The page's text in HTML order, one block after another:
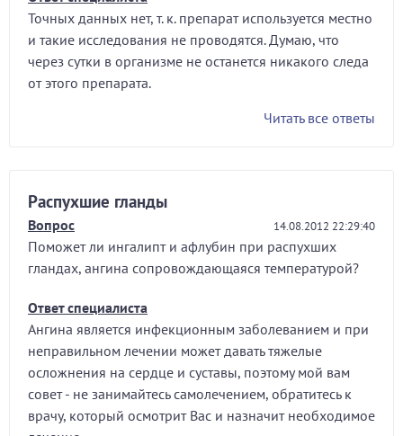
Точных данных нет, т. к. препарат используется местно
и такие исследования не проводятся. Думаю, что
через сутки в организме не останется никакого следа
от этого препарата.
Читать все ответы
Распухшие гланды
Вопрос 14.08.2012 22:29:40
Поможет ли ингалипт и афлубин при распухших
гландах, ангина сопровождающаяся температурой?
Ответ специалиста
Ангина является инфекционным заболеванием и при
неправильном лечении может давать тяжелые
осложнения на сердце и суставы, поэтому мой вам
совет - не занимайтесь самолечением, обратитесь к
врачу, который осмотрит Вас и назначит необходимое